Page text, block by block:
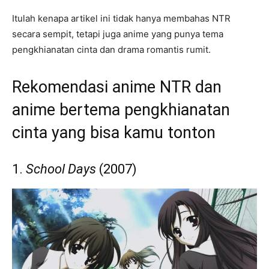
Itulah kenapa artikel ini tidak hanya membahas NTR
secara sempit, tetapi juga anime yang punya tema
pengkhianatan cinta dan drama romantis rumit.
Rekomendasi anime NTR dan
anime bertema pengkhianatan
cinta yang bisa kamu tonton
1. School Days (2007)